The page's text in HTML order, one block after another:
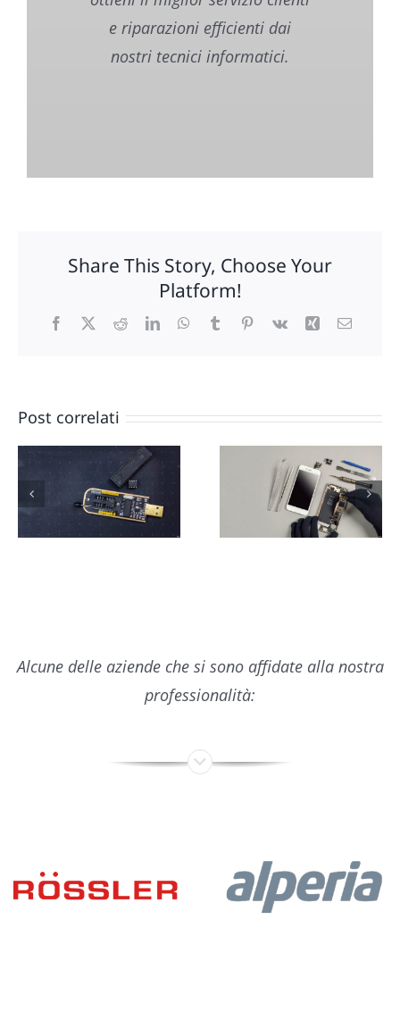
e riparazioni efficienti dai
nostri tecnici informatici.
Share This Story, Choose Your
Platform!
Facebook
X RedditLinkedInWhatsApp
TumblrPinterest
Vk Xing Email
Post correlati
Alcune delle aziende che si sono affidate alla nostra
professionalità: